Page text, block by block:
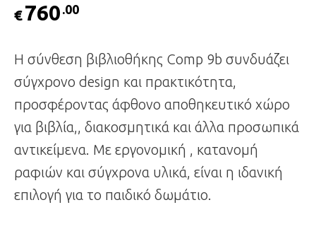
€760 .00
Η σύνθεση βιβλιοθήκης Comp 9b συνδυάζει
σύγχρονο design και πρακτικότητα,
προσφέροντας άφθονο αποθηκευτικό χώρο
για βιβλία,, διακοσμητικά και άλλα προσωπικά
αντικείμενα. Με εργονομική , κατανομή
ραφιών και σύγχρονα υλικά, είναι η ιδανική
επιλογή για το παιδικό δωμάτιο.